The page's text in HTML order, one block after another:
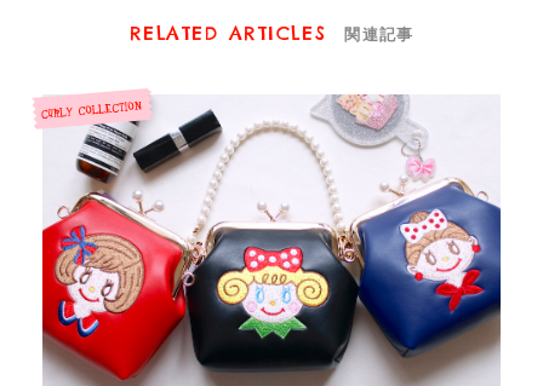
RELATED ARTICLES 関連記事